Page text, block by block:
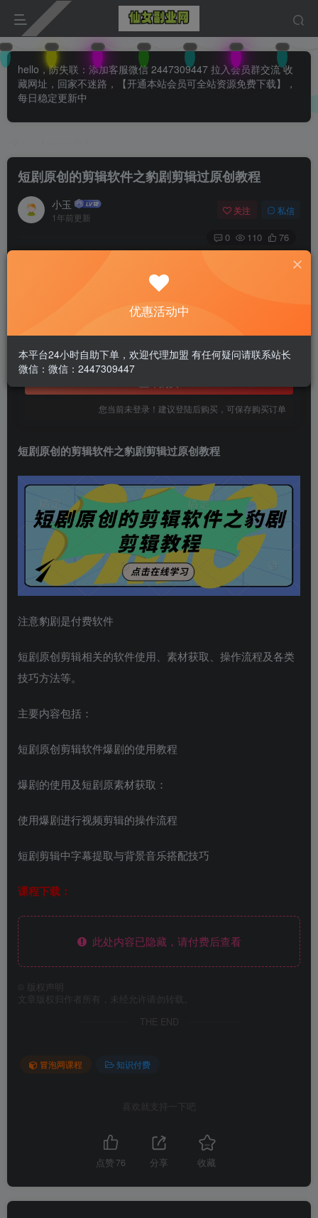
hello，防失联：添加客服微信 2447309447 拉入会员群交流 收
藏网址，回家不迷路，【开通本站会员可全站资源免费下载】，
每日稳定更新中
短剧原创的剪辑软件之豹剧剪辑过原创教程
小玉
1年前更新
关注 私信
0 110 76
短剧原创的剪辑软件之豹剧剪辑过原创教程
此内容为付费阅读，请付费后查看
1.99
黄金会员免费
您当前未登录！建议登陆后购买，可保存购买订单
已售 33
短剧原创的剪辑软件之豹剧剪辑过原创教程
注意豹剧是付费软件
短剧原创剪辑相关的软件使用、素材获取、操作流程及各类
技巧方法等。
主要内容包括：
短剧原创剪辑软件爆剧的使用教程
爆剧的使用及短剧原素材获取：
使用爆剧进行视频剪辑的操作流程
短剧剪辑中字幕提取与背景音乐搭配技巧
课程下载：
此处内容已隐藏，请付费后查看
版权声明
文章版权归作者所有，未经允许请勿转载。
THE END
冒泡网课程 知识付费
喜欢就支持一下吧
点赞 76 分享 收藏
优惠活动中
本平台24小时自助下单，欢迎代理加盟 有任何疑问请联系站长
微信：微信：2447309447